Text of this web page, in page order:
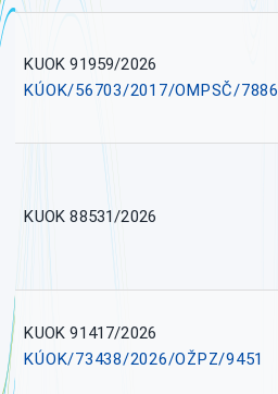
KUOK 91959/2026
KÚOK/56703/2017/OMPSČ/7886
KUOK 88531/2026
KUOK 91417/2026
KÚOK/73438/2026/OŽPZ/9451